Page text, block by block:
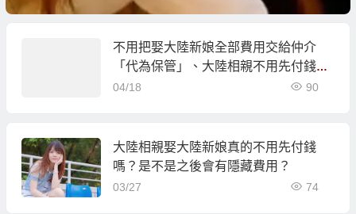
不用把娶大陸新娘全部費用交給仲介
「代為保管」、大陸相親不用先付錢！
大陸新娘輕鬆娶！
04/18 90
大陸相親娶大陸新娘真的不用先付錢
嗎？是不是之後會有隱藏費用？
03/27 74